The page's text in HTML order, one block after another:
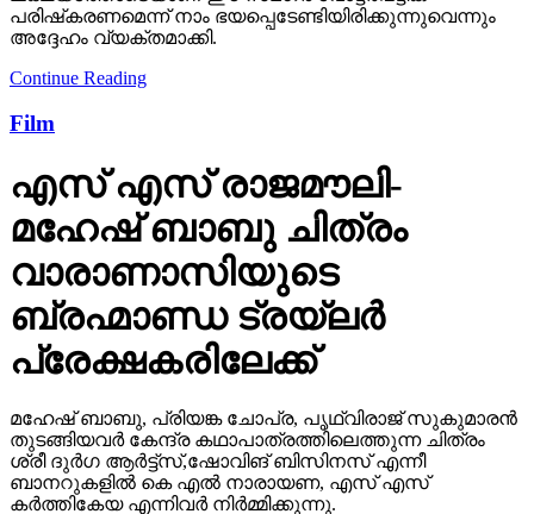
Continue Reading
Film
എസ് എസ് രാജമൗലി-
മഹേഷ് ബാബു ചിത്രം
വാരാണാസിയുടെ
ബ്രഹ്മാണ്ഡ ട്രയ്ലർ
പ്രേക്ഷകരിലേക്ക്
മഹേഷ് ബാബു, പ്രിയങ്ക ചോപ്ര, പൃഥ്വിരാജ് സുകുമാരൻ
ശ്രീ ദുർഗ ആർട്ട്സ്,ഷോവിങ് ബിസിനസ് എന്നീ
ബാനറുകളിൽ കെ എൽ നാരായണ, എസ് എസ്
കർത്തികേയ എന്നിവർ നിർമ്മിക്കുന്നു.